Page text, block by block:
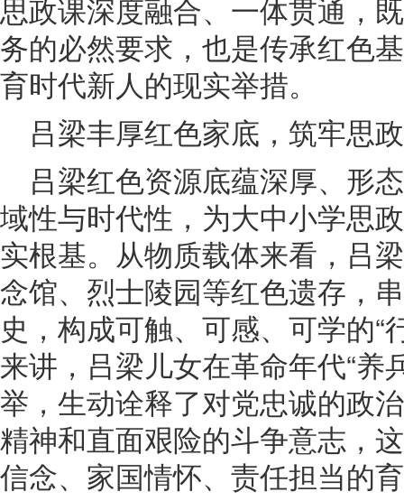
思政课深度融合、一体贯通，
务的必然要求，也是传承红色
育时代新人的现实举措。
吕梁丰厚红色家底，筑牢思
吕梁红色资源底蕴深厚、形
域性与时代性，为大中小学思
实根基。从物质载体来看，吕
念馆、烈士陵园等红色遗存，
史，构成可触、可感、可学的“
来讲，吕梁儿女在革命年代“养
举，生动诠释了对党忠诚的政
精神和直面艰险的斗争意志，
信念、家国情怀、责任担当的